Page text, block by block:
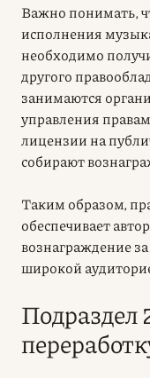
Важно понимать,
исполнения
необходимо
другого
занимаются
управления
лицензии на
собирают
Таким образом,
обеспечивает
вознаграждение
широкой
Подраздел